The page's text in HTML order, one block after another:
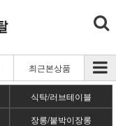
최근본상품
식탁/러브테이블
장롱/붙박이장롱